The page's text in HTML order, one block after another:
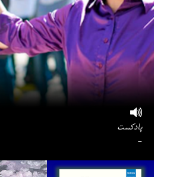
پادکست
-